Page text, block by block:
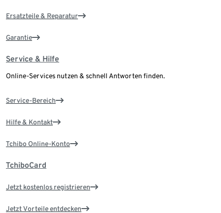
Ersatzteile & Reparatur
Garantie
Service & Hilfe
Online-Services nutzen & schnell Antworten finden.
Service-Bereich
Hilfe & Kontakt
Tchibo Online-Konto
TchiboCard
Jetzt kostenlos registrieren
Jetzt Vorteile entdecken